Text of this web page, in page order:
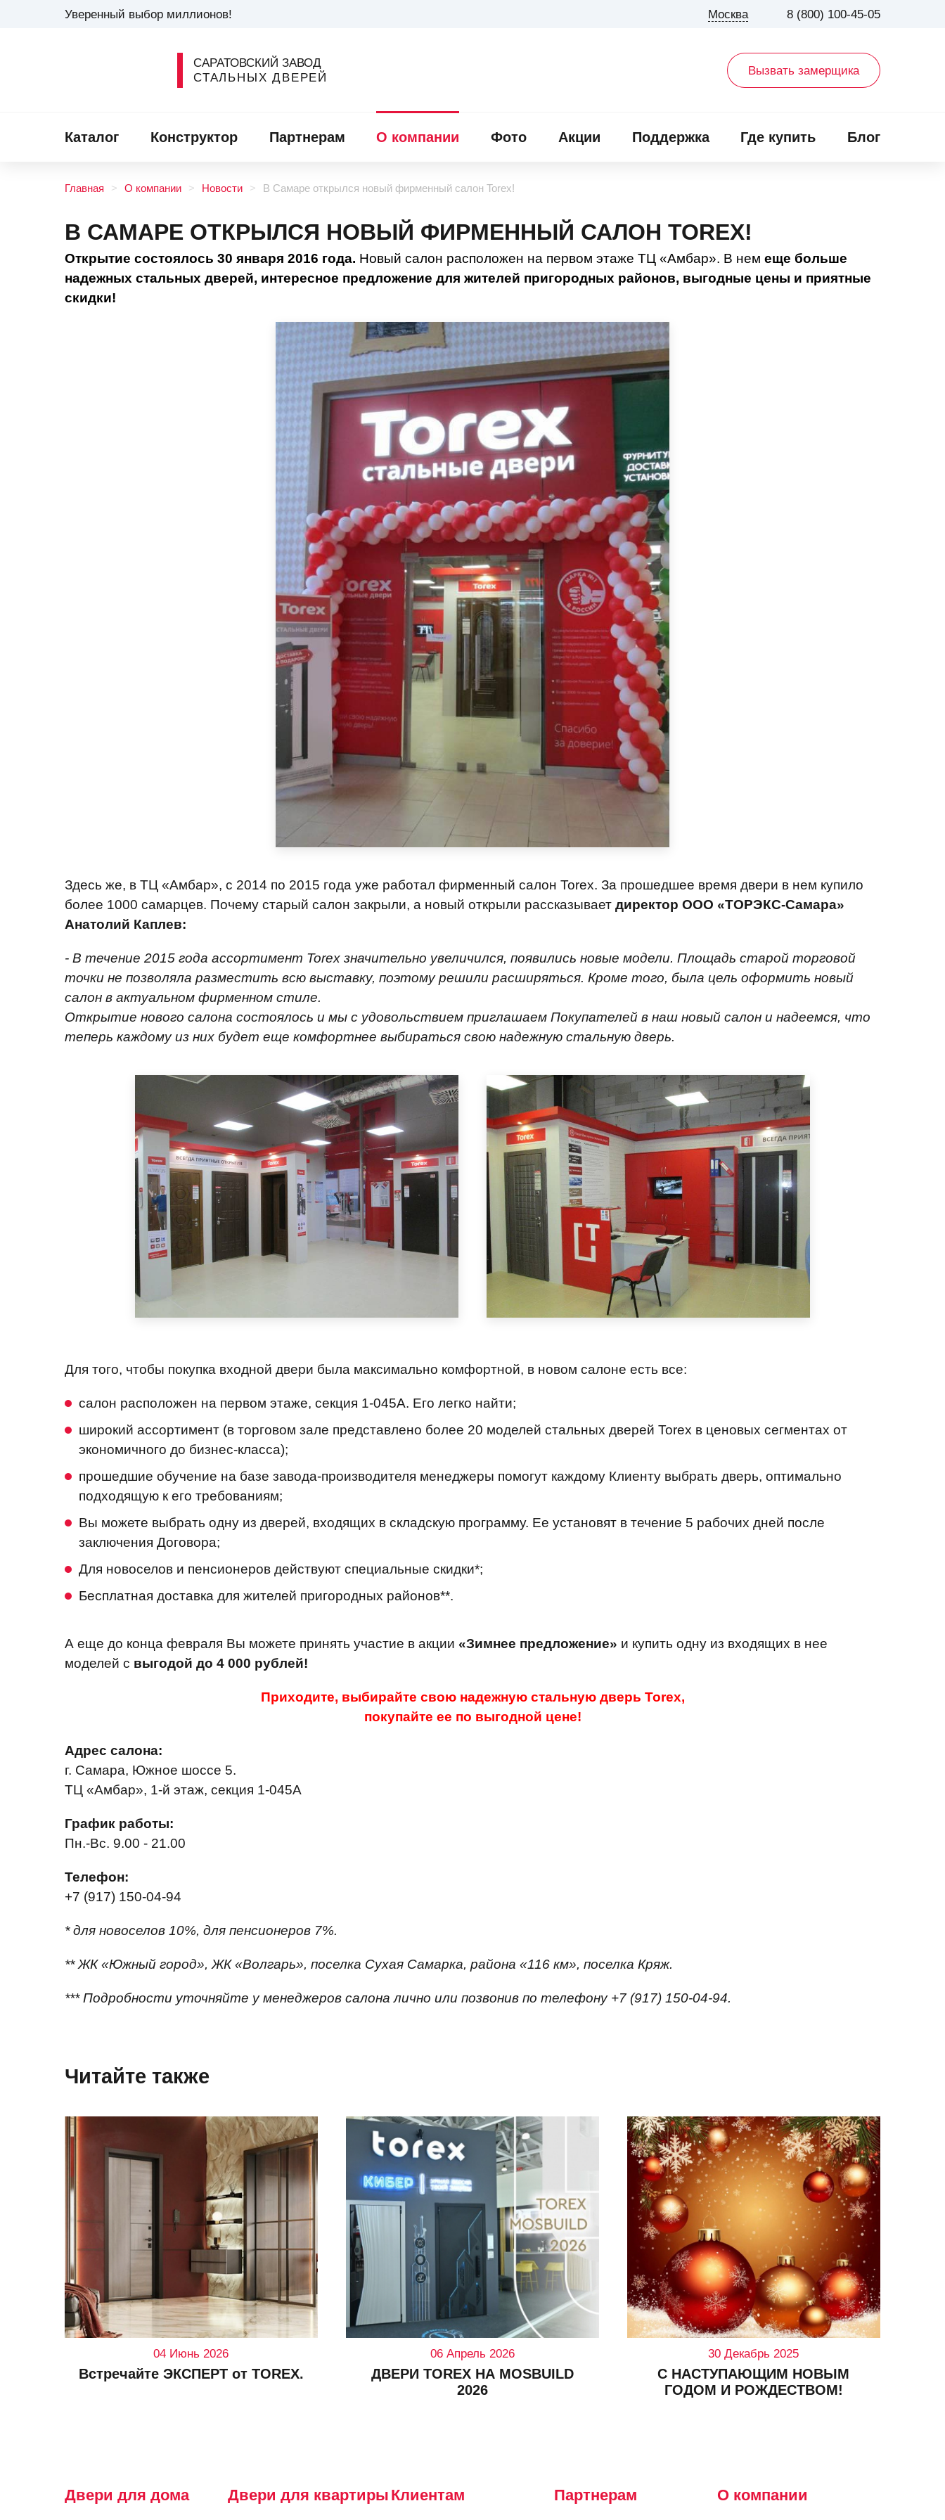
Уверенный выбор миллионов! Москва 8 (800) 100-45-05
САРАТОВСКИЙ ЗАВОД
СТАЛЬНЫХ ДВЕРЕЙ
Вызвать замерщика
Каталог Конструктор Партнерам О компании Фото Акции Поддержка Где купить Блог
Главная О компании Новости В Самаре открылся новый фирменный салон Torex!
В САМАРЕ ОТКРЫЛСЯ НОВЫЙ ФИРМЕННЫЙ САЛОН TOREX!
Открытие состоялось 30 января 2016 года. Новый салон расположен на первом этаже ТЦ «Амбар». В нем еще больше
надежных стальных дверей, интересное предложение для жителей пригородных районов, выгодные цены и приятные
скидки!
Здесь же, в ТЦ «Амбар», с 2014 по 2015 года уже работал фирменный салон Torex. За прошедшее время двери в нем купило
более 1000 самарцев. Почему старый салон закрыли, а новый открыли рассказывает директор ООО «ТОРЭКС-Самара»
Анатолий Каплев:
- В течение 2015 года ассортимент Torex значительно увеличился, появились новые модели. Площадь старой торговой
точки не позволяла разместить всю выставку, поэтому решили расширяться. Кроме того, была цель оформить новый
салон в актуальном фирменном стиле.
Открытие нового салона состоялось и мы с удовольствием приглашаем Покупателей в наш новый салон и надеемся, что
теперь каждому из них будет еще комфортнее выбираться свою надежную стальную дверь.
Для того, чтобы покупка входной двери была максимально комфортной, в новом салоне есть все:
салон расположен на первом этаже, секция 1-045А. Его легко найти;
широкий ассортимент (в торговом зале представлено более 20 моделей стальных дверей Torex в ценовых сегментах от
экономичного до бизнес-класса);
прошедшие обучение на базе завода-производителя менеджеры помогут каждому Клиенту выбрать дверь, оптимально
подходящую к его требованиям;
Вы можете выбрать одну из дверей, входящих в складскую программу. Ее установят в течение 5 рабочих дней после
заключения Договора;
Для новоселов и пенсионеров действуют специальные скидки*;
Бесплатная доставка для жителей пригородных районов**.
А еще до конца февраля Вы можете принять участие в акции «Зимнее предложение» и купить одну из входящих в нее
моделей с выгодой до 4 000 рублей!
Приходите, выбирайте свою надежную стальную дверь Torex,
покупайте ее по выгодной цене!
Адрес салона:
г. Самара, Южное шоссе 5.
ТЦ «Амбар», 1-й этаж, секция 1-045А
График работы:
Пн.-Вс. 9.00 - 21.00
Телефон:
+7 (917) 150-04-94
* для новоселов 10%, для пенсионеров 7%.
** ЖК «Южный город», ЖК «Волгарь», поселка Сухая Самарка, района «116 км», поселка Кряж.
*** Подробности уточняйте у менеджеров салона лично или позвонив по телефону +7 (917) 150-04-94.
Читайте также
04 Июнь 2026
Встречайте ЭКСПЕРТ от TOREX.
06 Апрель 2026
ДВЕРИ TOREX НА MOSBUILD
2026
30 Декабрь 2025
С НАСТУПАЮЩИМ НОВЫМ
ГОДОМ И РОЖДЕСТВОМ!
Двери для дома Двери для квартиры Клиентам Партнерам О компании